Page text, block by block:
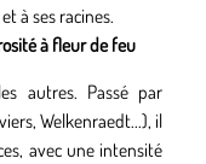
à ses racines.
à fleur de feu
autres. Passé par
Welkenraedt...), il
avec une intensité